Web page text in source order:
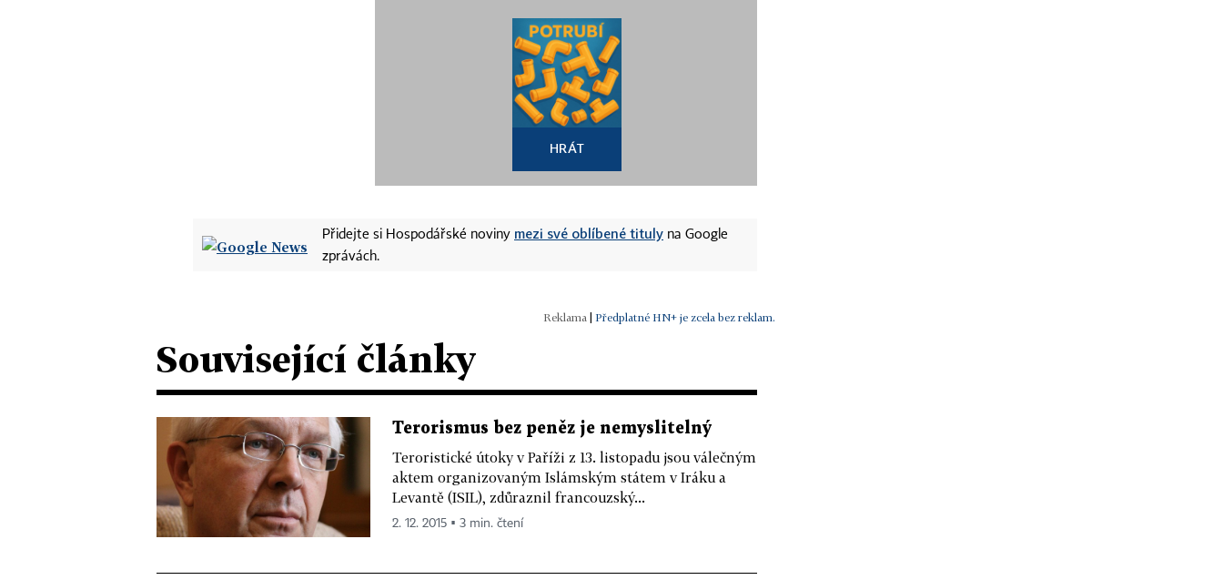
HRÁT
Přidejte si Hospodářské noviny mezi své oblíbené tituly na Google
zprávách.
| Předplatné HN+ je zcela bez reklam.
Související články
Terorismus bez peněz je nemyslitelný
Teroristické útoky v Paříži z 13. listopadu jsou válečným
aktem organizovaným Islámským státem v Iráku a
Levantě (ISIL), zdůraznil francouzský...
2. 12. 2015 ▪ 3 min. čtení